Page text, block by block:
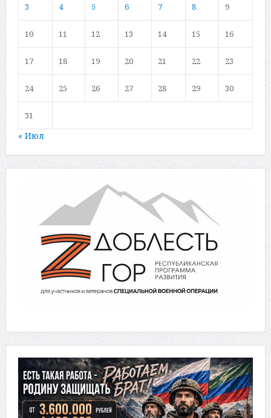
3 4 5 6 7 8 9
10 11 12 13 14 15 16
17 18 19 20 21 22 23
24 25 26 27 28 29 30
31
« Июл